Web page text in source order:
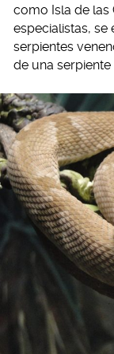
como Isla de las
especialistas,
serpientes
de una